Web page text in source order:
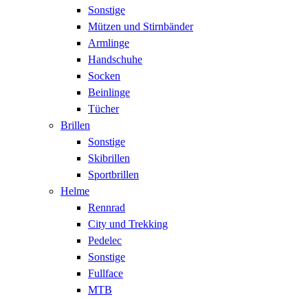
Sonstige
Mützen und Stirnbänder
Armlinge
Handschuhe
Socken
Beinlinge
Tücher
Brillen
Sonstige
Skibrillen
Sportbrillen
Helme
Rennrad
City und Trekking
Pedelec
Sonstige
Fullface
MTB